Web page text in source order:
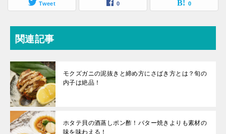
Tweet 0 0
関連記事
モクズガニの泥抜きと締め方にさばき方とは？旬の
内子は絶品！
ホタテ貝の酒蒸しポン酢！バター焼きよりも素材の
味を味わえる！